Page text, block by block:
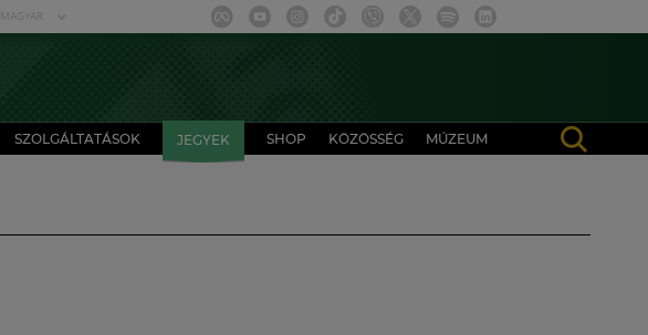
MAGYAR
SZOLGÁLTATÁSOK JEGYEK SHOP KÖZÖSSÉG MÚZEUM